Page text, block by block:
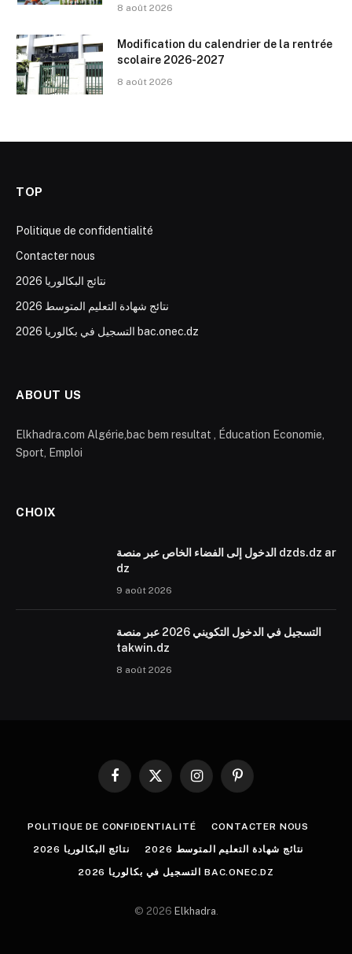
8 août 2026
Modification du calendrier de la rentrée
scolaire 2026-2027
8 août 2026
TOP
Politique de confidentialité
Contacter nous
نتائج البكالوريا 2026
نتائج شهادة التعليم المتوسط 2026
التسجيل في بكالوريا 2026 bac.onec.dz
ABOUT US
Elkhadra.com Algérie,bac bem resultat , Éducation Economie,
Sport, Emploi
CHOIX
الدخول إلى الفضاء الخاص عبر منصة dzds.dz ar
dz
9 août 2026
التسجيل في الدخول التكويني 2026 عبر منصة
takwin.dz
8 août 2026
Facebook
X
InstagramPinterest
POLITIQUE DE CONFIDENTIALITÉ CONTACTER NOUS
نتائج البكالوريا 2026 نتائج شهادة التعليم المتوسط 2026
التسجيل في بكالوريا 2026 BAC.ONEC.DZ
© 2026 Elkhadra.